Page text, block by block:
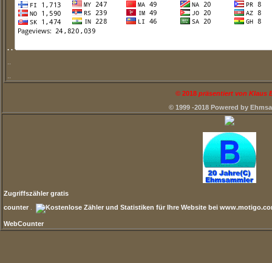
. .
© 2018 präsentiert von Klaus
© 1999 -2018 Powered by
Zugriffszähler gratis
counter
WebCounter